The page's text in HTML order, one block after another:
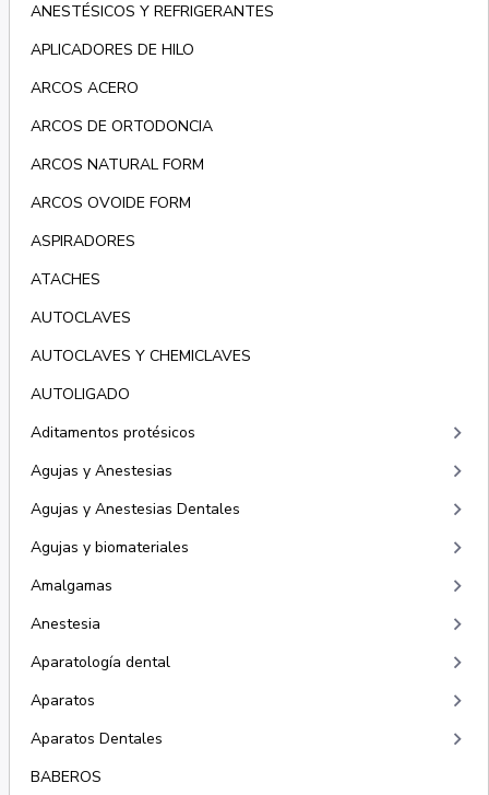
ANESTÉSICOS Y REFRIGERANTES
APLICADORES DE HILO
ARCOS ACERO
ARCOS DE ORTODONCIA
ARCOS NATURAL FORM
ARCOS OVOIDE FORM
ASPIRADORES
ATACHES
AUTOCLAVES
AUTOCLAVES Y CHEMICLAVES
AUTOLIGADO
Aditamentos protésicos
keyboard_arrow_right
Agujas y Anestesias keyboard_arrow_right
Agujas y Anestesias Dentales keyboard_arrow_right
Agujas y biomateriales keyboard_arrow_right
Amalgamas keyboard_arrow_right
Anestesia keyboard_arrow_right
Aparatología dental keyboard_arrow_right
Aparatos keyboard_arrow_right
Aparatos Dentales keyboard_arrow_right
BABEROS